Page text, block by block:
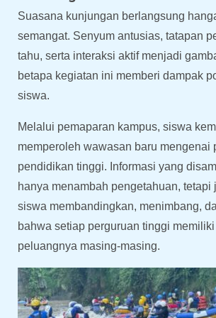
Suasana kunjungan berlangsung
semangat. Senyum antusias, tatapan
tahu, serta interaksi aktif menjadi
betapa kegiatan ini memberi dampak
siswa.
Melalui pemaparan kampus, siswa
memperoleh wawasan baru mengenai
pendidikan tinggi. Informasi yang
hanya menambah pengetahuan, tetapi
siswa membandingkan, menimbang,
bahwa setiap perguruan tinggi
peluangnya masing-masing.